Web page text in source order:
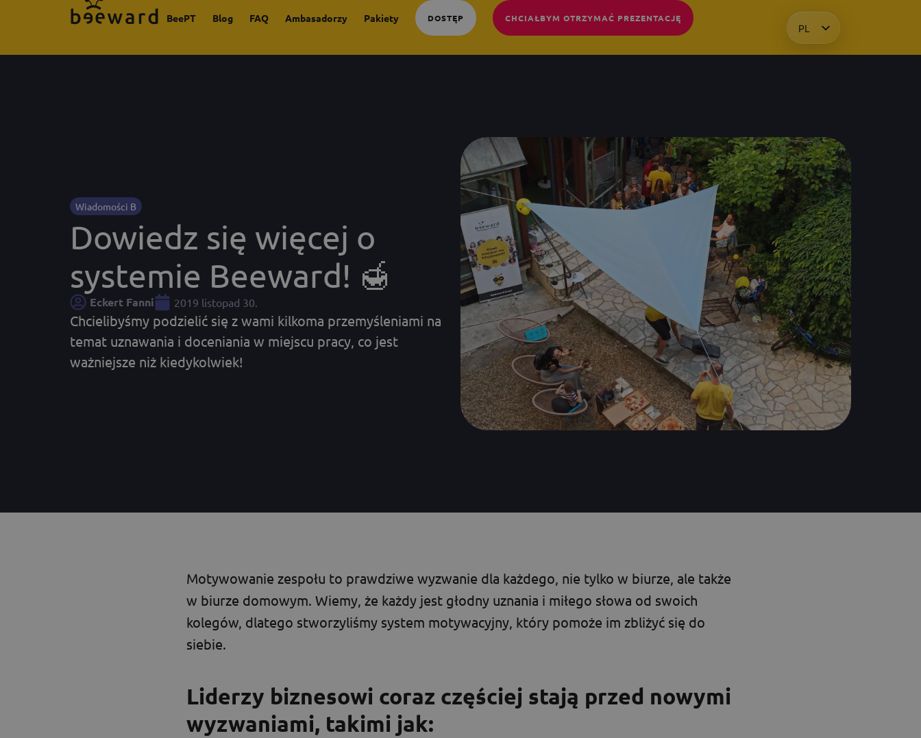
BeePT Blog FAQ Ambasadorzy Pakiety DOSTĘP CHCIAŁBYM OTRZYMAĆ PREZENTACJĘ
PL
HU
Wiadomości B
Dowiedz się więcej o
systemie Beeward! 🍯
Eckert Fanni 2019 listopad 30.
Chcielibyśmy podzielić się z wami kilkoma przemyśleniami na
temat uznawania i doceniania w miejscu pracy, co jest
ważniejsze niż kiedykolwiek!
Motywowanie zespołu to prawdziwe wyzwanie dla każdego, nie tylko w biurze, ale także
w biurze domowym. Wiemy, że każdy jest głodny uznania i miłego słowa od swoich
kolegów, dlatego stworzyliśmy system motywacyjny, który pomoże im zbliżyć się do
siebie.
Liderzy biznesowi coraz częściej stają przed nowymi
wyzwaniami, takimi jak: